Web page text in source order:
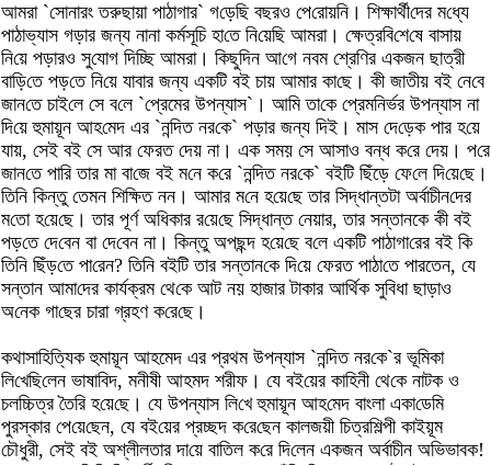
আমরা `‌সোনারং তরুছায়া পাঠাগার` গ‌ড়ে‌ছি বছরও পে‌রোয়‌নি। শিক্ষার্থী‌দের ম‌ধ্যে
পাঠাভ্যাস গড়ার জন্য নানা কর্মসূ‌চি হা‌তে নি‌য়ে‌ছি আমরা। ক্ষেত্রবি‌শে‌ষে বাসায়
নি‌য়ে পড়ারও সু‌যোগ দি‌চ্ছি আমরা। কিছুদিন আ‌গে নবম শ্রেণির একজন ছাত্রী
বা‌ড়ি‌তে পড়‌তে নি‌য়ে যাবার জন্য এক‌টি বই চায় আমার কা‌ছে। কী জাতীয় বই নে‌বে
জান‌তে চাই‌লে সে ব‌লে `‌প্রেমের উপন্যাস`। আ‌মি তা‌কে প্রেমনির্ভর উপন্যাস না
দি‌য়ে হুমায়ূন আহ‌মেদ এর `ন‌ন্দিত নর‌কে` পড়ার জন্য দিই। মাস দে‌ড়েক পার হ‌য়ে
যায়, সেই বই সে আর ফেরত দেয় না। এক সময় সে আসাও বন্ধ ক‌রে দেয়। প‌রে
জান‌তে পা‌রি তার মা বা‌জে বই ম‌নে ক‌রে `ন‌ন্দিত নর‌কে` বই‌টি ছি‌ঁড়ে ফে‌লে দি‌য়ে‌ছে।
তি‌নি কিন্তু তেমন শি‌ক্ষিত নন। আমার ম‌নে হ‌য়ে‌ছে তার সিদ্ধান্তটা অর্বাচীন‌দের
ম‌তো হ‌য়ে‌ছে। তার পূর্ণ অ‌ধিকার র‌য়ে‌ছে সিদ্ধান্ত নেয়ার, তার সন্তানকে কী বই
পড়‌তে দে‌বেন বা দে‌বেন না। কিন্তু অপছন্দ হ‌য়ে‌ছে ব‌লে এক‌টি পাঠাগা‌রের বই কি
তি‌নি ছিঁড়‌তে পা‌রেন? তি‌নি বই‌টি তার সন্তান‌কে দি‌য়ে ফেরত পাঠা‌তে পা‌রতেন, যে
সন্তান আমা‌দের কার্যক্রম থে‌কে আট নয় হাজার টাকার আ‌র্থিক সু‌বিধা ছাড়াও
অ‌নেক গা‌ছের চারা গ্রহণ ক‌রে‌ছে।
কথাসা‌হি‌ত্যিক হুমায়ূন আহমেদ এর প্রথম উপন্যাস `ন‌ন্দিত নর‌কে`র ভূ‌মিকা
লি‌খে‌ছি‌লেন ভাষা‌বিদ, মনীষী আহমদ শরীফ। যে বই‌য়ের কা‌হিনী থে‌কে নাটক ও
চল‌চ্চিত্র তৈ‌রি হ‌য়ে‌ছে। যে উপন্যাস লি‌খে হুমায়ূন আহ‌মেদ বাংলা একা‌ডে‌মি
পুরস্কার পে‌য়ে‌ছেন, যে বই‌য়ের প্রচ্ছদ ক‌রে‌ছে‌ন কালজয়ী চিত্রশিল্পী কাইয়ূম
চে‌ৗধুরী, সেই বই অশ্লীলতার দা‌য়ে বা‌তিল ক‌রে দি‌লেন একজন অর্বাচীন অ‌ভিভাবক!